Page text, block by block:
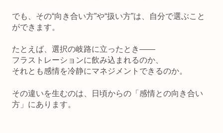
でも、その“向き合い方”や“扱い方”は、自分で選ぶこと
ができます。
たとえば、選択の岐路に立ったとき——
フラストレーションに飲み込まれるのか、
それとも感情を冷静にマネジメントできるのか。
その違いを生むのは、日頃からの「感情との向き合い
方」にあります。